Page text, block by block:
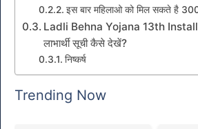
इस बार महिलाओ को मिल सकते है
Ladli Behna Yojana 13th
लाभार्थी सूची कैसे देखें?
निष्कर्ष
Trending Now